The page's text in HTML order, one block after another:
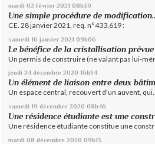
mardi 02 février 2021 08h39
Une simple procédure de
CE. 28 janvier 2021, req. n°433.619 :
samedi 16 janvier 2021 09h06
Le bénéfice de la cristallisation prévue
Un permis de construire (ne valant pas lui-
jeudi 24 décembre 2020 16h34
Un élément de liaison entre deux
Un espace central, recouvert d'un auvent,
samedi 19 décembre 2020 08h46
Une résidence étudiante est une
Une résidence étudiante constitue une
mardi 08 décembre 2020 09h13